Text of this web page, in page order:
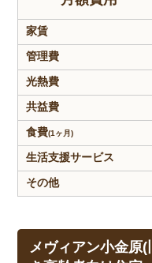
家賃
管理費
光熱費
共益費
食費(1ヶ月)
生活支援サービス
その他
メヴィアン小金原